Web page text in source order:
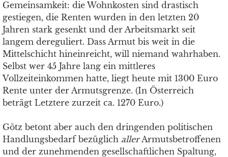
Gemeinsamkeit: die Wohnkosten sind drastisch
gestiegen, die Renten wurden in den letzten 20
Jahren stark gesenkt und der Arbeitsmarkt seit
langem dereguliert. Dass Armut bis weit in die
Mittelschicht hineinreicht, will niemand wahrhaben.
Selbst wer 45 Jahre lang ein mittleres
Vollzeiteinkommen hatte, liegt heute mit 1300 Euro
Rente unter der Armutsgrenze. (In Österreich
beträgt Letztere zurzeit ca. 1270 Euro.)
Götz betont aber auch den dringenden politischen
Handlungsbedarf bezüglich allerArmutsbetroffenen
und der zunehmenden gesellschaftlichen Spaltung,